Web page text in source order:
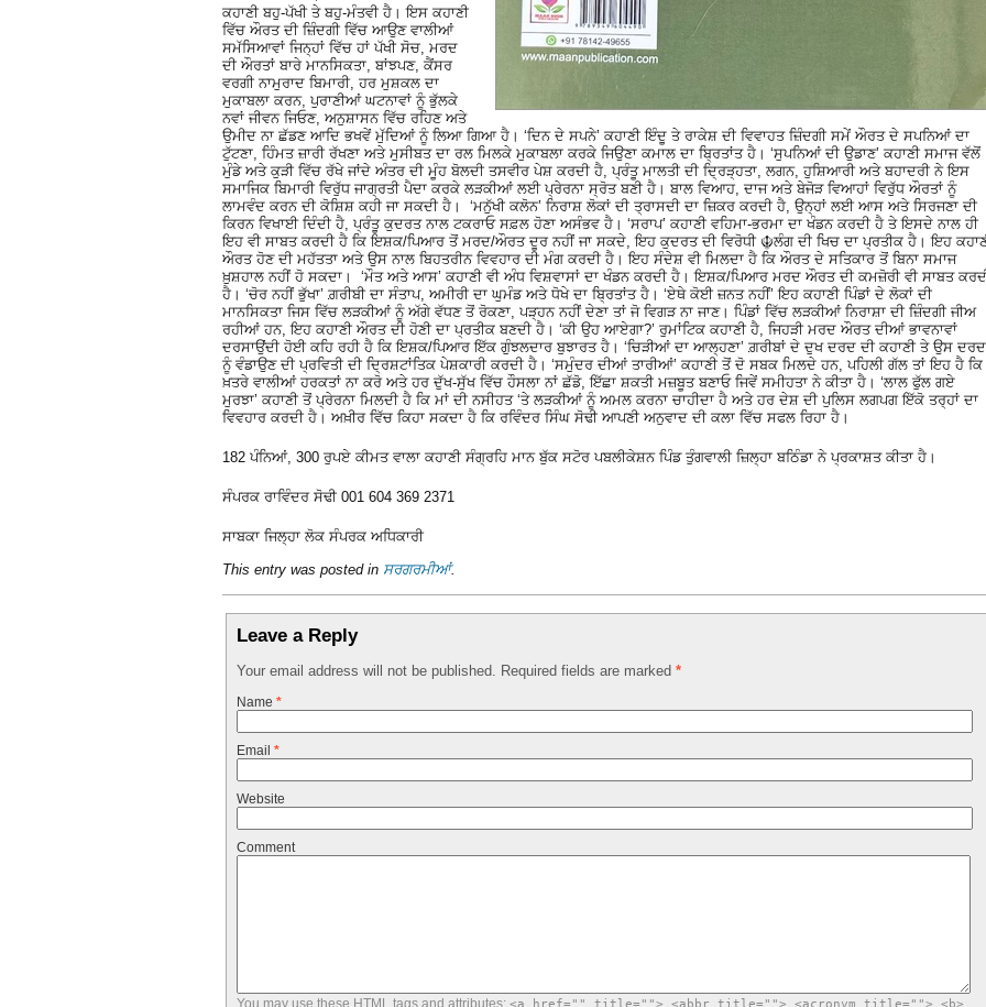
ਕਹਾਣੀ ਬਹੁ-ਪੱਖੀ ਤੇ ਬਹੁ-ਮੰਤਵੀ ਹੈ। ਇਸ ਕਹਾਣੀ
ਵਿੱਚ ਔਰਤ ਦੀ ਜ਼ਿੰਦਗੀ ਵਿੱਚ ਆਉਣ ਵਾਲੀਆਂ
ਸਮੱਸਿਆਵਾਂ ਜਿਨ੍ਹਾਂ ਵਿੱਚ ਹਾਂ ਪੱਖੀ ਸੋਚ, ਮਰਦ
ਦੀ ਔਰਤਾਂ ਬਾਰੇ ਮਾਨਸਿਕਤਾ, ਬਾਂਝਪਣ, ਕੈਂਸਰ
ਵਰਗੀ ਨਾਮੁਰਾਦ ਬਿਮਾਰੀ, ਹਰ ਮੁਸ਼ਕਲ ਦਾ
ਮੁਕਾਬਲਾ ਕਰਨ, ਪੁਰਾਣੀਆਂ ਘਟਨਾਵਾਂ ਨੂੰ ਭੁੱਲਕੇ
ਨਵਾਂ ਜੀਵਨ ਜਿਓਣ, ਅਨੁਸ਼ਾਸਨ ਵਿੱਚ ਰਹਿਣ ਅਤੇ
ਉਮੀਦ ਨਾ ਛੱਡਣ ਆਦਿ ਭਖਵੇਂ ਮੁੱਦਿਆਂ ਨੂੰ ਲਿਆ ਗਿਆ ਹੈ। ‘ਦਿਨ ਦੇ ਸਪਨੇ’ ਕਹਾਣੀ ਇੰਦੂ ਤੇ ਰਾਕੇਸ਼ ਦੀ ਵਿਵਾਹਤ ਜ਼ਿੰਦਗੀ ਸਮੇਂ ਔਰਤ ਦੇ ਸਪਨਿਆਂ ਦਾ
ਟੁੱਟਣਾ, ਹਿੰਮਤ ਜ਼ਾਰੀ ਰੱਖਣਾ ਅਤੇ ਮੁਸੀਬਤ ਦਾ ਰਲ ਮਿਲਕੇ ਮੁਕਾਬਲਾ ਕਰਕੇ ਜਿਉਣਾ ਕਮਾਲ ਦਾ ਬ੍ਰਿਤਾਂਤ ਹੈ। ‘ਸੁਪਨਿਆਂ ਦੀ ਉਡਾਣ’ ਕਹਾਣੀ ਸਮਾਜ ਵੱਲੋਂ
ਮੁੰਡੇ ਅਤੇ ਕੁੜੀ ਵਿੱਚ ਰੱਖੇ ਜਾਂਦੇ ਅੰਤਰ ਦੀ ਮੂੰਹ ਬੋਲਦੀ ਤਸਵੀਰ ਪੇਸ਼ ਕਰਦੀ ਹੈ, ਪ੍ਰੰਤੂ ਮਾਲਤੀ ਦੀ ਦ੍ਰਿੜ੍ਹਤਾ, ਲਗਨ, ਹੁਸ਼ਿਆਰੀ ਅਤੇ ਬਹਾਦਰੀ ਨੇ ਇਸ
ਸਮਾਜਿਕ ਬਿਮਾਰੀ ਵਿਰੁੱਧ ਜਾਗ੍ਰਤੀ ਪੈਦਾ ਕਰਕੇ ਲੜਕੀਆਂ ਲਈ ਪ੍ਰੇਰਨਾ ਸ੍ਰੋਤ ਬਣੀ ਹੈ। ਬਾਲ ਵਿਆਹ, ਦਾਜ ਅਤੇ ਬੇਜੋੜ ਵਿਆਹਾਂ ਵਿਰੁੱਧ ਔਰਤਾਂ ਨੂੰ
ਲਾਮਵੰਦ ਕਰਨ ਦੀ ਕੋਸ਼ਿਸ਼ ਕਹੀ ਜਾ ਸਕਦੀ ਹੈ। ‘ਮਨੁੱਖੀ ਕਲੋਨ’ ਨਿਰਾਸ਼ ਲੋਕਾਂ ਦੀ ਤ੍ਰਾਸਦੀ ਦਾ ਜ਼ਿਕਰ ਕਰਦੀ ਹੈ, ਉਨ੍ਹਾਂ ਲਈ ਆਸ ਅਤੇ ਸਿਰਜਣਾ ਦੀ
ਕਿਰਨ ਵਿਖਾਈ ਦਿੰਦੀ ਹੈ, ਪ੍ਰੰਤੂ ਕੁਦਰਤ ਨਾਲ ਟਕਰਾਓ ਸਫ਼ਲ ਹੋਣਾ ਅਸੰਭਵ ਹੈ। ‘ਸਰਾਪ’ ਕਹਾਣੀ ਵਹਿਮਾ-ਭਰਮਾ ਦਾ ਖੰਡਨ ਕਰਦੀ ਹੈ ਤੇ ਇਸਦੇ ਨਾਲ ਹੀ
ਇਹ ਵੀ ਸਾਬਤ ਕਰਦੀ ਹੈ ਕਿ ਇਸ਼ਕ/ਪਿਆਰ ਤੋਂ ਮਰਦ/ਔਰਤ ਦੂਰ ਨਹੀਂ ਜਾ ਸਕਦੇ, ਇਹ ਕੁਦਰਤ ਦੀ ਵਿਰੋਧੀ ☬ਲੰਗ ਦੀ ਖਿਚ ਦਾ ਪ੍ਰਤੀਕ ਹੈ। ਇਹ
ਔਰਤ ਹੋਣ ਦੀ ਮਹੱਤਤਾ ਅਤੇ ਉਸ ਨਾਲ ਬਿਹਤਰੀਨ ਵਿਵਹਾਰ ਦੀ ਮੰਗ ਕਰਦੀ ਹੈ। ਇਹ ਸੰਦੇਸ਼ ਵੀ ਮਿਲਦਾ ਹੈ ਕਿ ਔਰਤ ਦੇ ਸਤਿਕਾਰ ਤੋਂ ਬਿਨਾ ਸਮਾਜ
ਖ਼ੁਸ਼ਹਾਲ ਨਹੀਂ ਹੋ ਸਕਦਾ। ‘ਮੌਤ ਅਤੇ ਆਸ’ ਕਹਾਣੀ ਵੀ ਅੰਧ ਵਿਸ਼ਵਾਸਾਂ ਦਾ ਖੰਡਨ ਕਰਦੀ ਹੈ। ਇਸ਼ਕ/ਪਿਆਰ ਮਰਦ ਔਰਤ ਦੀ ਕਮਜ਼ੋਰੀ ਵੀ ਸਾਬਤ
ਹੈ। ‘ਚੋਰ ਨਹੀਂ ਭੁੱਖਾ’ ਗ਼ਰੀਬੀ ਦਾ ਸੰਤਾਪ, ਅਮੀਰੀ ਦਾ ਘੁਮੰਡ ਅਤੇ ਧੋਖੇ ਦਾ ਬ੍ਰਿਤਾਂਤ ਹੈ। ‘ਏਥੇ ਕੋਈ ਜ਼ਨਤ ਨਹੀਂ’ ਇਹ ਕਹਾਣੀ ਪਿੰਡਾਂ ਦੇ ਲੋਕਾਂ ਦੀ
ਮਾਨਸਿਕਤਾ ਜਿਸ ਵਿੱਚ ਲੜਕੀਆਂ ਨੂੰ ਅੱਗੇ ਵੱਧਣ ਤੋਂ ਰੋਕਣਾ, ਪੜ੍ਹਨ ਨਹੀਂ ਦੇਣਾ ਤਾਂ ਜੋ ਵਿਗੜ ਨਾ ਜਾਣ। ਪਿੰਡਾਂ ਵਿੱਚ ਲੜਕੀਆਂ ਨਿਰਾਸ਼ਾ ਦੀ ਜ਼ਿੰਦਗੀ ਜੀਅ
ਰਹੀਆਂ ਹਨ, ਇਹ ਕਹਾਣੀ ਔਰਤ ਦੀ ਹੋਣੀ ਦਾ ਪ੍ਰਤੀਕ ਬਣਦੀ ਹੈ। ‘ਕੀ ਉਹ ਆਏਗਾ?’ ਰੁਮਾਂਟਿਕ ਕਹਾਣੀ ਹੈ, ਜਿਹੜੀ ਮਰਦ ਔਰਤ ਦੀਆਂ ਭਾਵਨਾਵਾਂ
ਦਰਸਾਉਂਦੀ ਹੋਈ ਕਹਿ ਰਹੀ ਹੈ ਕਿ ਇਸ਼ਕ/ਪਿਆਰ ਇੱਕ ਗੁੰਝਲਦਾਰ ਬੁਝਾਰਤ ਹੈ। ‘ਚਿੜੀਆਂ ਦਾ ਆਲ੍ਹਣਾ’ ਗ਼ਰੀਬਾਂ ਦੇ ਦੁਖ ਦਰਦ ਦੀ ਕਹਾਣੀ ਤੇ ਉਸ ਦਰਦ
ਨੂੰ ਵੰਡਾਉਣ ਦੀ ਪ੍ਰਵਿਤੀ ਦੀ ਦ੍ਰਿਸ਼ਟਾਂਤਿਕ ਪੇਸ਼ਕਾਰੀ ਕਰਦੀ ਹੈ। ‘ਸਮੁੰਦਰ ਦੀਆਂ ਤਾਰੀਆਂ’ ਕਹਾਣੀ ਤੋਂ ਦੋ ਸਬਕ ਮਿਲਦੇ ਹਨ, ਪਹਿਲੀ ਗੱਲ ਤਾਂ ਇਹ ਹੈ ਕਿ
ਖ਼ਤਰੇ ਵਾਲੀਆਂ ਹਰਕਤਾਂ ਨਾ ਕਰੋ ਅਤੇ ਹਰ ਦੁੱਖ-ਸੁੱਖ ਵਿੱਚ ਹੌਸਲਾ ਨਾਂ ਛੱਡੋ, ਇੱਛਾ ਸ਼ਕਤੀ ਮਜ਼ਬੂਤ ਬਣਾਓ ਜਿਵੇਂ ਸਮੀਹਤਾ ਨੇ ਕੀਤਾ ਹੈ। ‘ਲਾਲ ਫੁੱਲ ਗਏ
ਮੁਰਝਾ’ ਕਹਾਣੀ ਤੋਂ ਪ੍ਰੇਰਨਾ ਮਿਲਦੀ ਹੈ ਕਿ ਮਾਂ ਦੀ ਨਸੀਹਤ ‘ਤੇ ਲੜਕੀਆਂ ਨੂੰ ਅਮਲ ਕਰਨਾ ਚਾਹੀਦਾ ਹੈ ਅਤੇ ਹਰ ਦੇਸ਼ ਦੀ ਪੁਲਿਸ ਲਗਪਗ ਇੱਕੋ ਤਰ੍ਹਾਂ ਦਾ
ਵਿਵਹਾਰ ਕਰਦੀ ਹੈ। ਅਖ਼ੀਰ ਵਿੱਚ ਕਿਹਾ ਸਕਦਾ ਹੈ ਕਿ ਰਵਿੰਦਰ ਸਿੰਘ ਸੋਢੀ ਆਪਣੀ ਅਨੁਵਾਦ ਦੀ ਕਲਾ ਵਿੱਚ ਸਫਲ ਰਿਹਾ ਹੈ।
182 ਪੰਨਿਆਂ, 300 ਰੁਪਏ ਕੀਮਤ ਵਾਲਾ ਕਹਾਣੀ ਸੰਗ੍ਰਹਿ ਮਾਨ ਬੁੱਕ ਸਟੋਰ ਪਬਲੀਕੇਸ਼ਨ ਪਿੰਡ ਤੁੰਗਵਾਲੀ ਜ਼ਿਲ੍ਹਾ ਬਠਿੰਡਾ ਨੇ ਪ੍ਰਕਾਸ਼ਤ ਕੀਤਾ ਹੈ।
ਸੰਪਰਕ ਰਾਵਿੰਦਰ ਸੋਢੀ 001 604 369 2371
ਸਾਬਕਾ ਜਿਲ੍ਹਾ ਲੋਕ ਸੰਪਰਕ ਅਧਿਕਾਰੀ
This entry was posted in ਸਰਗਰਮੀਆਂ.
Leave a Reply
Your email address will not be published. Required fields are marked *
Name *
Email *
Website
Comment
You may use these HTML tags and attributes: